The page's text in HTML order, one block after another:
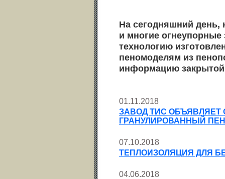
На сегодняшний день,
и многие
технологию
пеномоделям из
информацию
01.11.2018
ЗАВОД ТИС
ГРАНУЛИРОВАННЫЙ
07.10.2018
ТЕПЛОИЗОЛЯЦИЯ ДЛЯ
04.06.2018